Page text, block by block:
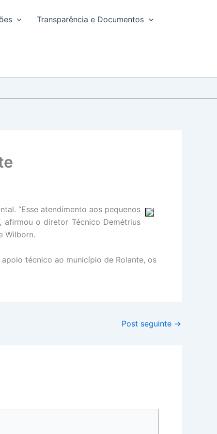
Transparência e Documentos
“Esse atendimento aos pequenos
afirmou o diretor Técnico Demétrius
Wilborn.
técnico ao município de Rolante, os
Post seguinte →